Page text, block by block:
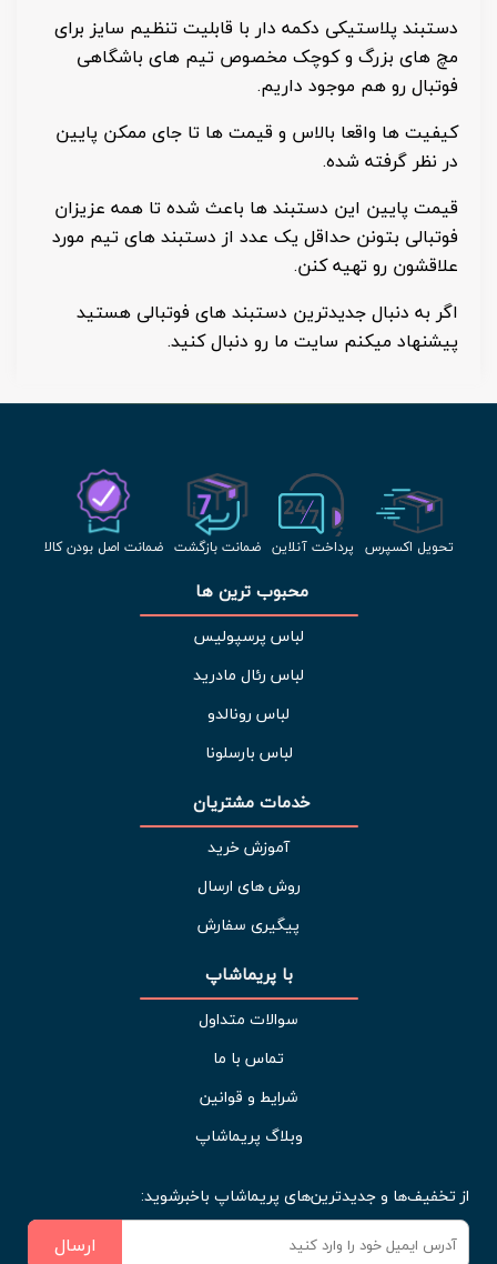
دستبند پلاستیکی دکمه دار با قابلیت تنظیم سایز برای
مچ های بزرگ و کوچک مخصوص تیم های باشگاهی
فوتبال رو هم موجود داریم.
کیفیت ها واقعا بالاس و قیمت ها تا جای ممکن پایین
در نظر گرفته شده.
قیمت پایین این دستبند ها باعث شده تا همه عزیزان
فوتبالی بتونن حداقل یک عدد از دستبند های تیم مورد
علاقشون رو تهیه کنن.
اگر به دنبال جدیدترین دستبند های فوتبالی هستید
پیشنهاد میکنم سایت ما رو دنبال کنید.
تحویل اکسپرس پرداخت آنلاین ضمانت بازگشت ضمانت اصل بودن کالا
محبوب ترین ها
لباس پرسپولیس
لباس رئال مادرید
لباس رونالدو
لباس بارسلونا
خدمات مشتریان
آموزش خرید
روش های ارسال
پیگیری سفارش
با پریماشاپ
سوالات متداول
تماس با ما
شرایط و قوانین
وبلاگ پریماشاپ
از تخفیف‌ها و جدیدترین‌های پریماشاپ باخبرشوید:
ارسال